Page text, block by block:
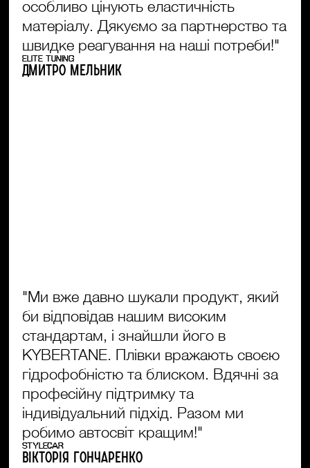
особливо цінують еластичність
матеріалу. Дякуємо за партнерство та
швидке реагування на наші потреби!"
ELITE TUNING
Дмитро Мельник
"Ми вже давно шукали продукт, який
би відповідав нашим високим
стандартам, і знайшли його в
KYBERTANE. Плівки вражають своєю
гідрофобністю та блиском. Вдячні за
професійну підтримку та
індивідуальний підхід. Разом ми
робимо автосвіт кращим!"
STYLECAR
Вікторія Гончаренко